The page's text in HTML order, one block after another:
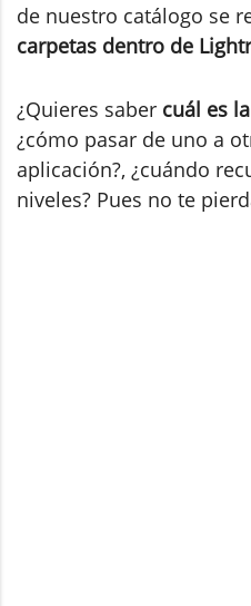
de nuestro catálogo se
carpetas dentro de
¿Quieres saber cuál es
¿cómo pasar de uno a
aplicación?, ¿cuándo
niveles? Pues no te